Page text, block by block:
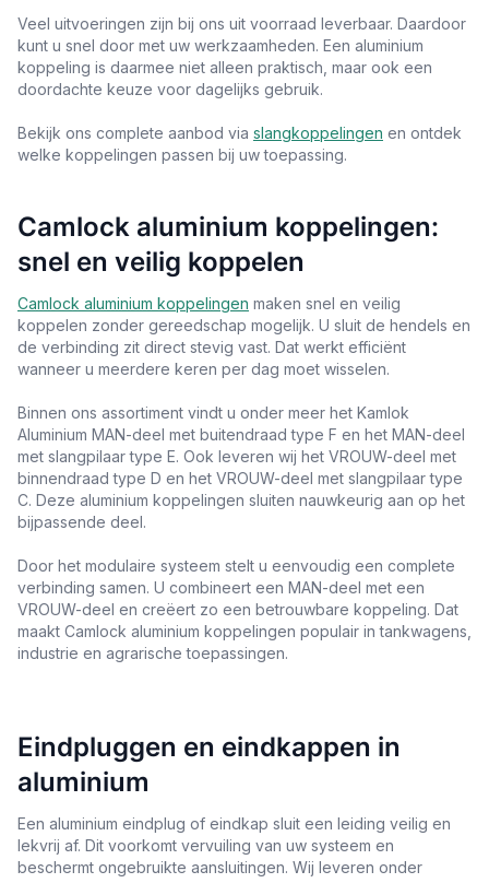
Veel uitvoeringen zijn bij ons uit voorraad leverbaar. Daardoor
kunt u snel door met uw werkzaamheden. Een aluminium
koppeling is daarmee niet alleen praktisch, maar ook een
doordachte keuze voor dagelijks gebruik.
Bekijk ons complete aanbod via slangkoppelingen en ontdek
welke koppelingen passen bij uw toepassing.
Camlock aluminium koppelingen:
snel en veilig koppelen
Camlock aluminium koppelingen maken snel en veilig
koppelen zonder gereedschap mogelijk. U sluit de hendels en
de verbinding zit direct stevig vast. Dat werkt efficiënt
wanneer u meerdere keren per dag moet wisselen.
Binnen ons assortiment vindt u onder meer het Kamlok
Aluminium MAN-deel met buitendraad type F en het MAN-deel
met slangpilaar type E. Ook leveren wij het VROUW-deel met
binnendraad type D en het VROUW-deel met slangpilaar type
C. Deze aluminium koppelingen sluiten nauwkeurig aan op het
bijpassende deel.
Door het modulaire systeem stelt u eenvoudig een complete
verbinding samen. U combineert een MAN-deel met een
VROUW-deel en creëert zo een betrouwbare koppeling. Dat
maakt Camlock aluminium koppelingen populair in tankwagens,
industrie en agrarische toepassingen.
Eindpluggen en eindkappen in
aluminium
Een aluminium eindplug of eindkap sluit een leiding veilig en
lekvrij af. Dit voorkomt vervuiling van uw systeem en
beschermt ongebruikte aansluitingen. Wij leveren onder